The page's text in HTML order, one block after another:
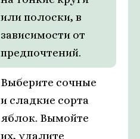
или полоски, в
зависимости от
предпочтений.
Выберите сочные
и сладкие сорта
яблок. Вымойте
их, удалите